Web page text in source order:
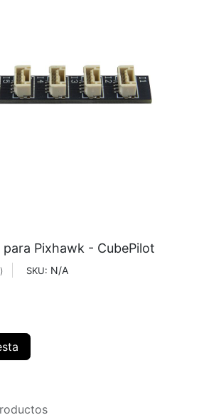
Pixhawk - CubePilot
SKU: N/A